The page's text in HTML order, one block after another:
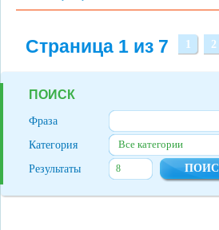
Страница 1 из 7 1 2
ПОИСК
Фраза
Категория
Все категории
Результаты